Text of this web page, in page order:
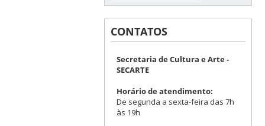
CONTATOS
Secretaria de Cultura e Arte -
SECARTE
Horário de atendimento:
De segunda a sexta-feira das 7h
às 19h